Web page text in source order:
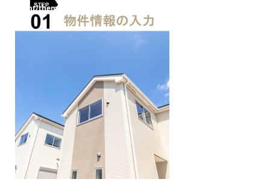
content/themes/SpiceCM/template-parts/page-header.php